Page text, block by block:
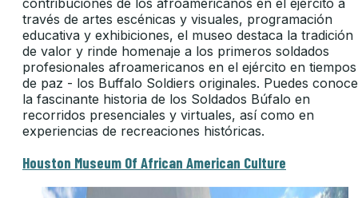
través de artes escénicas y visuales, programación
educativa y exhibiciones, el museo destaca la tradición
de valor y rinde homenaje a los primeros soldados
profesionales afroamericanos en el ejército en tiempos
de paz - los Buffalo Soldiers originales. Puedes
la fascinante historia de los Soldados Búfalo en
recorridos presenciales y virtuales, así como en
experiencias de recreaciones históricas.
Houston Museum Of African American Culture